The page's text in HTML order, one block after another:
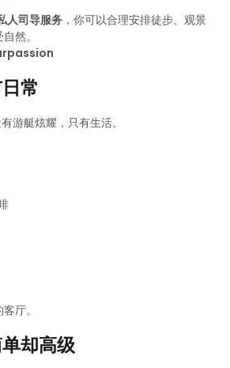
司导服务 ，你可以合理安排徒步、观景
然。
常
游艇炫耀，只有生活。
厅。
却高级